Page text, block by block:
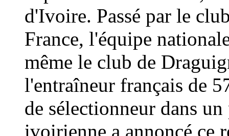
d'Ivoire. Passé par le
France, l'équipe
même le club de
l'entraîneur français de
de sélectionneur dans
ivoirienne a annoncé ce